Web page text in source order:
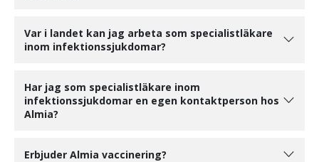
Var i landet kan jag arbeta som specialistläkare
inom infektionssjukdomar?
Har jag som specialistläkare inom
infektionssjukdomar en egen kontaktperson hos
Almia?
Erbjuder Almia vaccinering?